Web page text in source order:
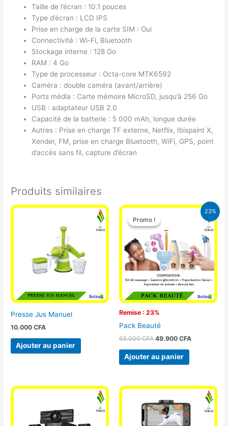
Taille de l’écran : 10.1 pouces
Type d’écran : LCD IPS
Prise en charge de la carte SIM : Oui
Connectivité : Wi-Fi, Bluetooth
Stockage interne : 128 Go
RAM : 4 Go
Type de processeur : Octa-core MTK6592
Caméra : double caméra (avant/arrière)
Ports média : Carte mémoire MicroSD, jusqu’à 256 Go
USB : adaptateur USB 2.0
Capacité de la batterie : 5 000 mAh, longue durée
Autres : Prise en charge TF externe, Netflix, Ibispaint X,
Xender, FM, prise en charge Bluetooth, WiFi, GPS, point
d’accès sans fil, capture d’écran
Produits similaires
Presse Jus Manuel
10.000CFA
Ajouter au panier
23%
Promo !
Remise : 23%
Promo !
Pack Beauté
65.000CFA
Le
prix
initial
était :
65.000 CFA.
49.900 CFA
Le
prix
actuel
49.900
Ajouter au panier